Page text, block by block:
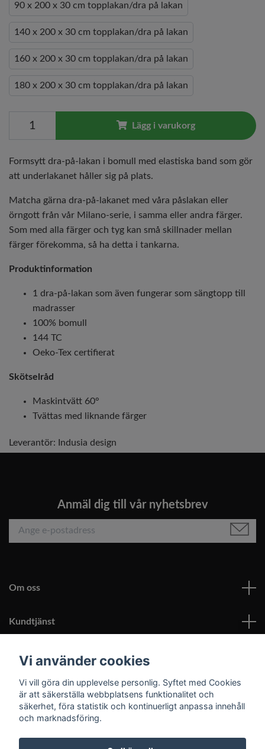
90 x 200 x 30 cm topplakan/dra på lakan
140 x 200 x 30 cm topplakan/dra på lakan
160 x 200 x 30 cm topplakan/dra på lakan
180 x 200 x 30 cm topplakan/dra på lakan
Lägg i varukorg
Formsytt dra-på-lakan i bomull med elastiska band som gör
att underlakanet håller sig på plats.
Matcha gärna dra-på-lakanet med våra påslakan eller
örngott från vår Milano-serie, i samma eller andra färger.
Som med alla färger och tyg kan små skillnader mellan
färger förekomma, så ha detta i tankarna.
Produktinformation
1 dra-på-lakan som även fungerar som sängtopp till
madrasser
100% bomull
144 TC
Oeko-Tex certifierat
Skötselråd
Maskintvätt 60°
Tvättas med liknande färger
Leverantör: Indusia design
Anmäl dig till vår nyhetsbrev
Om oss
Kundtjänst
Läs mer
Sociala medier
Vi använder cookies
Vi vill göra din upplevelse personlig. Syftet med Cookies
är att säkerställa webbplatsens funktionalitet och
säkerhet, föra statistik och kontinuerligt anpassa innehåll
och marknadsföring.